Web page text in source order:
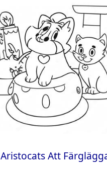
Aristocats Att